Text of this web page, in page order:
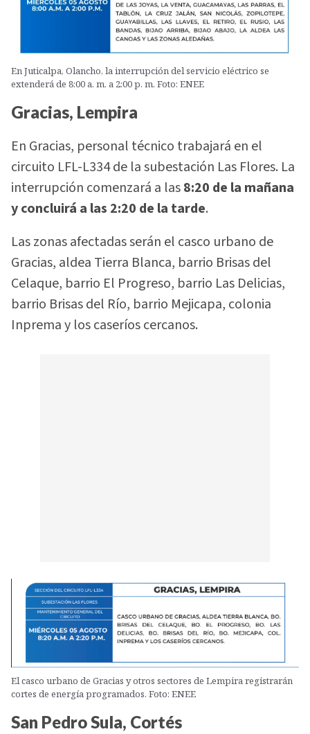
En Juticalpa, Olancho, la interrupción del servicio eléctrico se
extenderá de 8:00 a. m. a 2:00 p. m. Foto: ENEE
Gracias, Lempira
En Gracias, personal técnico trabajará en el
circuito LFL-L334 de la subestación Las Flores. La
interrupción comenzará a las8:20 de la mañana
y concluirá a las 2:20 de la tarde.
Las zonas afectadas serán el casco urbano de
Gracias, aldea Tierra Blanca, barrio Brisas del
Celaque, barrio El Progreso, barrio Las Delicias,
barrio Brisas del Río, barrio Mejicapa, colonia
Inprema y los caseríos cercanos.
El casco urbano de Gracias y otros sectores de Lempira registrarán
cortes de energía programados. Foto: ENEE
San Pedro Sula, Cortés